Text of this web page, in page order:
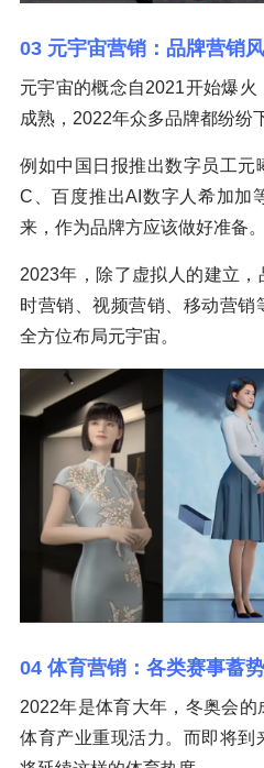
03 元宇宙营销：品牌营销
元宇宙的概念自2021开始爆
成熟，2022年众多品牌都纷纷
例如中国日报推出数字员工元
C、百度推出AI数字人希加加
来，作为品牌方应该做好准备。
2023年，除了虚拟人的建立
时营销、视频营销、移动营销
全方位布局元宇宙。
04 体育营销：各类赛事蓄
2022年是体育大年，冬奥会的
体育产业重现活力。而即将到